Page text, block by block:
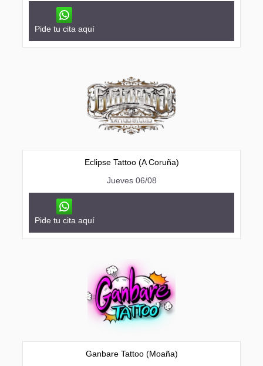
Pide tu cita aquí
Eclipse Tattoo (A Coruña)
Jueves 06/08
Pide tu cita aquí
Ganbare Tattoo (Moaña)